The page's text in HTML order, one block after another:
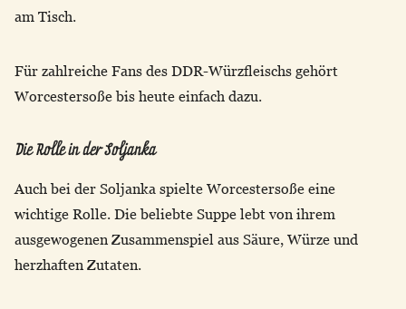
am Tisch.
Für zahlreiche Fans des DDR-Würzfleischs gehört
Worcestersoße bis heute einfach dazu.
Die Rolle in der Soljanka
Auch bei der Soljanka spielte Worcestersoße eine
wichtige Rolle. Die beliebte Suppe lebt von ihrem
ausgewogenen Zusammenspiel aus Säure, Würze und
herzhaften Zutaten.